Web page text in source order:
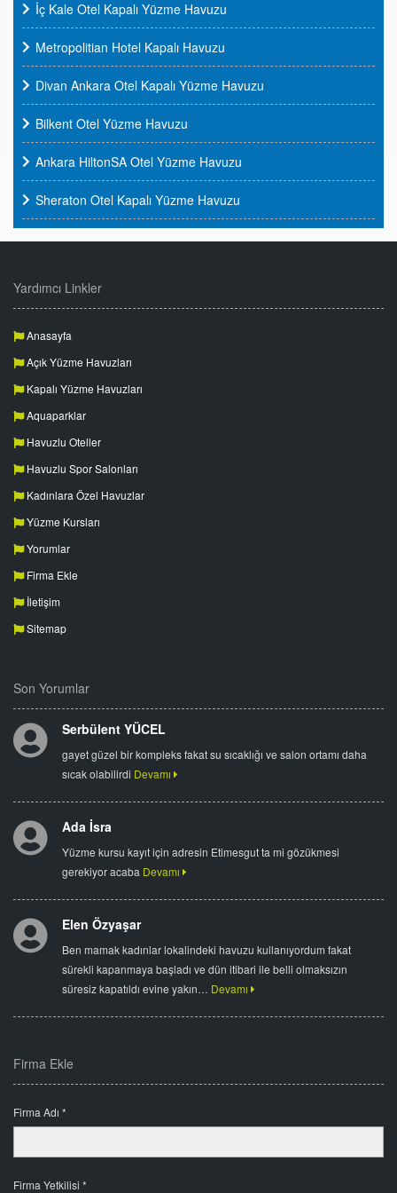
İç Kale Otel Kapalı Yüzme Havuzu
Metropolitian Hotel Kapalı Havuzu
Divan Ankara Otel Kapalı Yüzme Havuzu
Bilkent Otel Yüzme Havuzu
Ankara HiltonSA Otel Yüzme Havuzu
Sheraton Otel Kapalı Yüzme Havuzu
Yardımcı Linkler
Anasayfa
Açık Yüzme Havuzları
Kapalı Yüzme Havuzları
Aquaparklar
Havuzlu Oteller
Havuzlu Spor Salonları
Kadınlara Özel Havuzlar
Yüzme Kursları
Yorumlar
Firma Ekle
İletişim
Sitemap
Son Yorumlar
Serbülent YÜCEL
gayet güzel bir kompleks fakat su sıcaklığı ve salon ortamı daha
sıcak olabilirdi Devamı
Ada İsra
Yüzme kursu kayıt için adresin Etimesgut ta mi gözükmesi
gerekiyor acaba Devamı
Elen Özyaşar
Ben mamak kadınlar lokalindeki havuzu kullanıyordum fakat
sürekli kapanmaya başladı ve dün itibari ile belli olmaksızın
süresiz kapatıldı evine yakın… Devamı
Firma Ekle
Firma Adı *
Firma Yetkilisi *